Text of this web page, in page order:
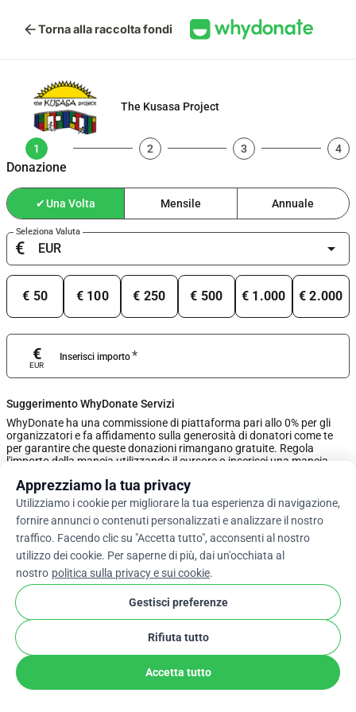
arrow_backTorna alla raccolta fondi
The Kusasa Project
1
Donazione
2 3 4
✔Una Volta Mensile Annuale
Seleziona Valuta
€ arrow_drop_down
€ 50 € 100 € 250 € 500 € 1.000 € 2.000
Inserisci importo*
€
EUR
Suggerimento WhyDonate Servizi
WhyDonate ha una commissione di piattaforma pari allo 0% per gli
organizzatori e fa affidamento sulla generosità di donatori come te
per garantire che queste donazioni rimangano gratuite. Regola
l'importo della mancia utilizzando il cursore o inserisci una mancia
Inserisci Suggerimento Personalizzato
Avanti
Itarrow_drop_down cookie
Apprezziamo la tua privacy
Utilizziamo i cookie per migliorare la tua esperienza di navigazione,
fornire annunci o contenuti personalizzati e analizzare il nostro
traffico. Facendo clic su "Accetta tutto", acconsenti al nostro
utilizzo dei cookie. Per saperne di più, dai un'occhiata al
nostro politica sulla privacy e sui cookie.
Gestisci preferenze
Rifiuta tutto
Accetta tutto